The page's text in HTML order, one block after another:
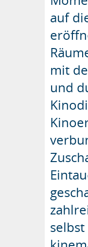
auf
mit
und